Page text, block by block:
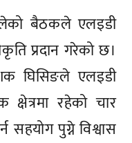
बैठकले एलइडी
प्रदान गरेको छ।
घिसिङले एलइडी
क्षेत्रमा रहेको चार
सहयोग पुग्ने विश्वास